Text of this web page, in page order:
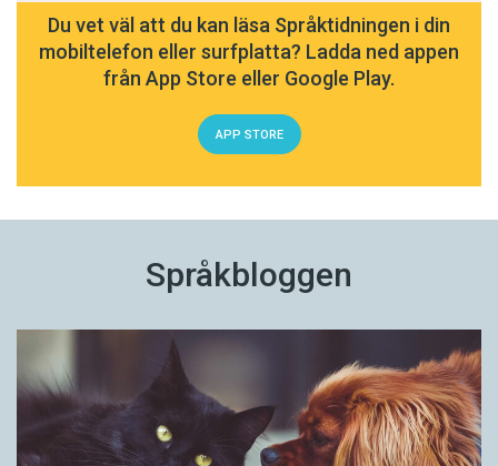
Du vet väl att du kan läsa Språktidningen i din
mobiltelefon eller surfplatta? Ladda ned appen
från App Store eller Google Play.
APP STORE
Språkbloggen